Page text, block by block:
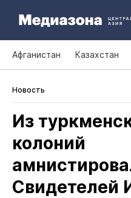
Афганистан Казахстан
Новость
Из
колоний
Свидетелей